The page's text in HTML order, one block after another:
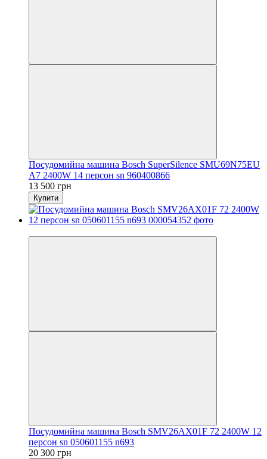
Посудомийна машина Bosch SuperSilence SMU69N75EU
A7 2400W 14 персон sn 960400866
13 500 грн
Купити
Посудомийна машина Bosch SMV26AX01F 72 2400W 12
персон sn 050601155 n693
20 300 грн